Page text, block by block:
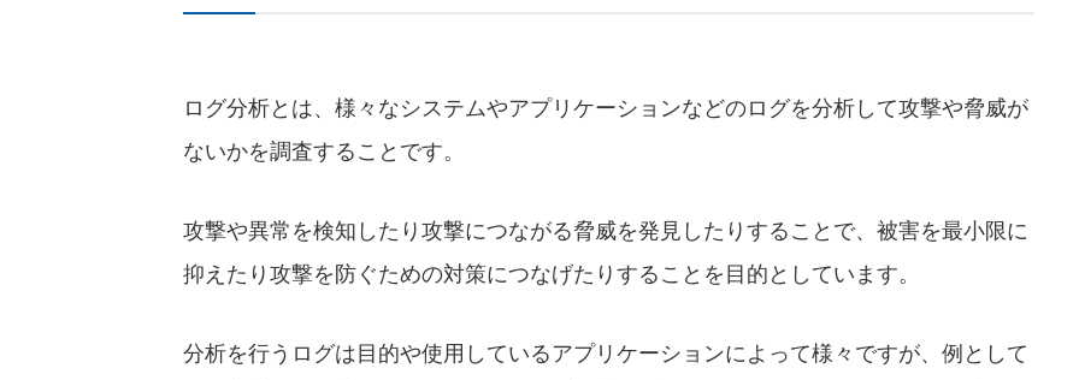
ログ分析とは、様々なシステムやアプリケーションなどのログを分析して攻撃や脅威が
ないかを調査することです。
攻撃や異常を検知したり攻撃につながる脅威を発見したりすることで、被害を最小限に
抑えたり攻撃を防ぐための対策につなげたりすることを目的としています。
分析を行うログは目的や使用しているアプリケーションによって様々ですが、例として